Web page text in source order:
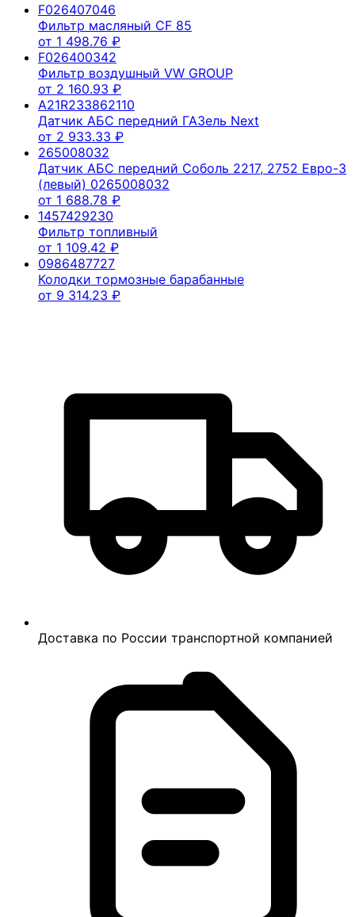
F026407046
Фильтр масляный CF 85
от 1 498.76 ₽
F026400342
Фильтр воздушный VW GROUP
от 2 160.93 ₽
A21R233862110
Датчик АБС передний ГАЗель Next
от 2 933.33 ₽
265008032
Датчик АБС передний Соболь 2217, 2752 Евро-3
(левый) 0265008032
от 1 688.78 ₽
1457429230
Фильтр топливный
от 1 109.42 ₽
0986487727
Колодки тормозные барабанные
от 9 314.23 ₽
Доставка по России транспортной компанией